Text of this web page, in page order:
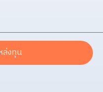
ล่งทุน